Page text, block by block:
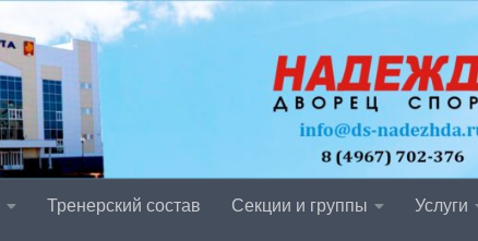
Тренерский состав Секции и группы Услуги